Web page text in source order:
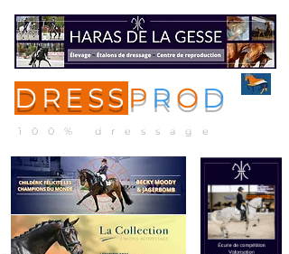
DRESS P R O D
100% dressage